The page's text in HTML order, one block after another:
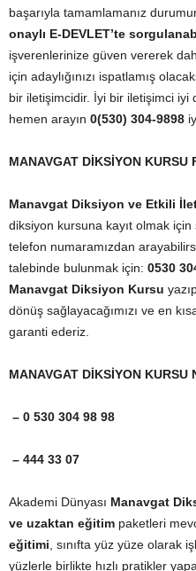
başarıyla tamamlamanız
onaylı E-DEVLET’te
işverenlerinize güven vererek
için adaylığınızı ispatlamış
bir iletişimcidir. İyi bir iletişimci iyi
hemen arayın 0(530) 304-9898
MANAVGAT DİKSİYON KURSU
Manavgat Diksiyon ve Etkili
diksiyon kursuna kayıt olmak
telefon numaramızdan
talebinde bulunmak için: 0530
Manavgat Diksiyon Kursu
dönüş sağlayacağımızı ve en
garanti ederiz.
MANAVGAT DİKSİYON KURSU
– 0 530 304 98 98
– 444 33 07
Akademi Dünyası Manavgat
ve uzaktan eğitim paketleri
eğitimi, sınıfta yüz yüze olarak
yüzlerle birlikte hızlı pratikler